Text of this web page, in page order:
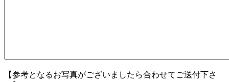
【参考となるお写真がございましたら合わせてご送付下さ